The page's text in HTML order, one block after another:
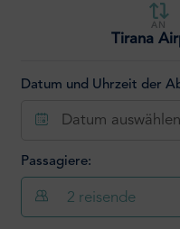
AN
Tirana
Datum und Uhrzeit der
Datum auswählen
Stunde
:
Minute
Passagiere:
2 reisende